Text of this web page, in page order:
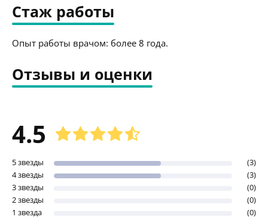
Стаж работы
Опыт работы врачом: более 8 года.
Отзывы и оценки
4.5
5 звезды
(3)
4 звезды
(3)
3 звезды
(0)
2 звезды
(0)
1 звезда
(0)